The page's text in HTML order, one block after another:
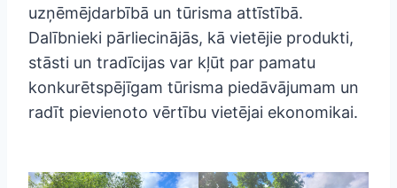
uzņēmējdarbībā un tūrisma attīstībā.
Dalībnieki pārliecinājās, kā vietējie produkti,
stāsti un tradīcijas var kļūt par pamatu
konkurētspējīgam tūrisma piedāvājumam un
radīt pievienoto vērtību vietējai ekonomikai.